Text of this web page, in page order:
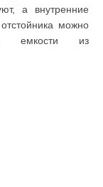
а внутренние
можно
емкости из